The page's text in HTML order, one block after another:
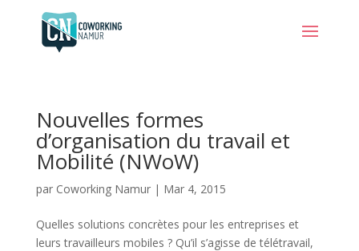
Nouvelles formes
d’organisation du travail et
Mobilité (NWoW)
par Coworking Namur| Mar 4, 2015
Quelles solutions concrètes pour les entreprises et
leurs travailleurs mobiles ? Qu’il s’agisse de télétravail,